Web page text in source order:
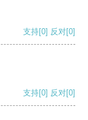
支持[0] 反对[0]
支持[0] 反对[0]